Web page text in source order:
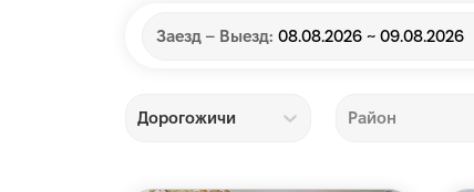
Заезд – Выезд: 08.08.2026 ~ 09.08.2026
Дорогожичи Район